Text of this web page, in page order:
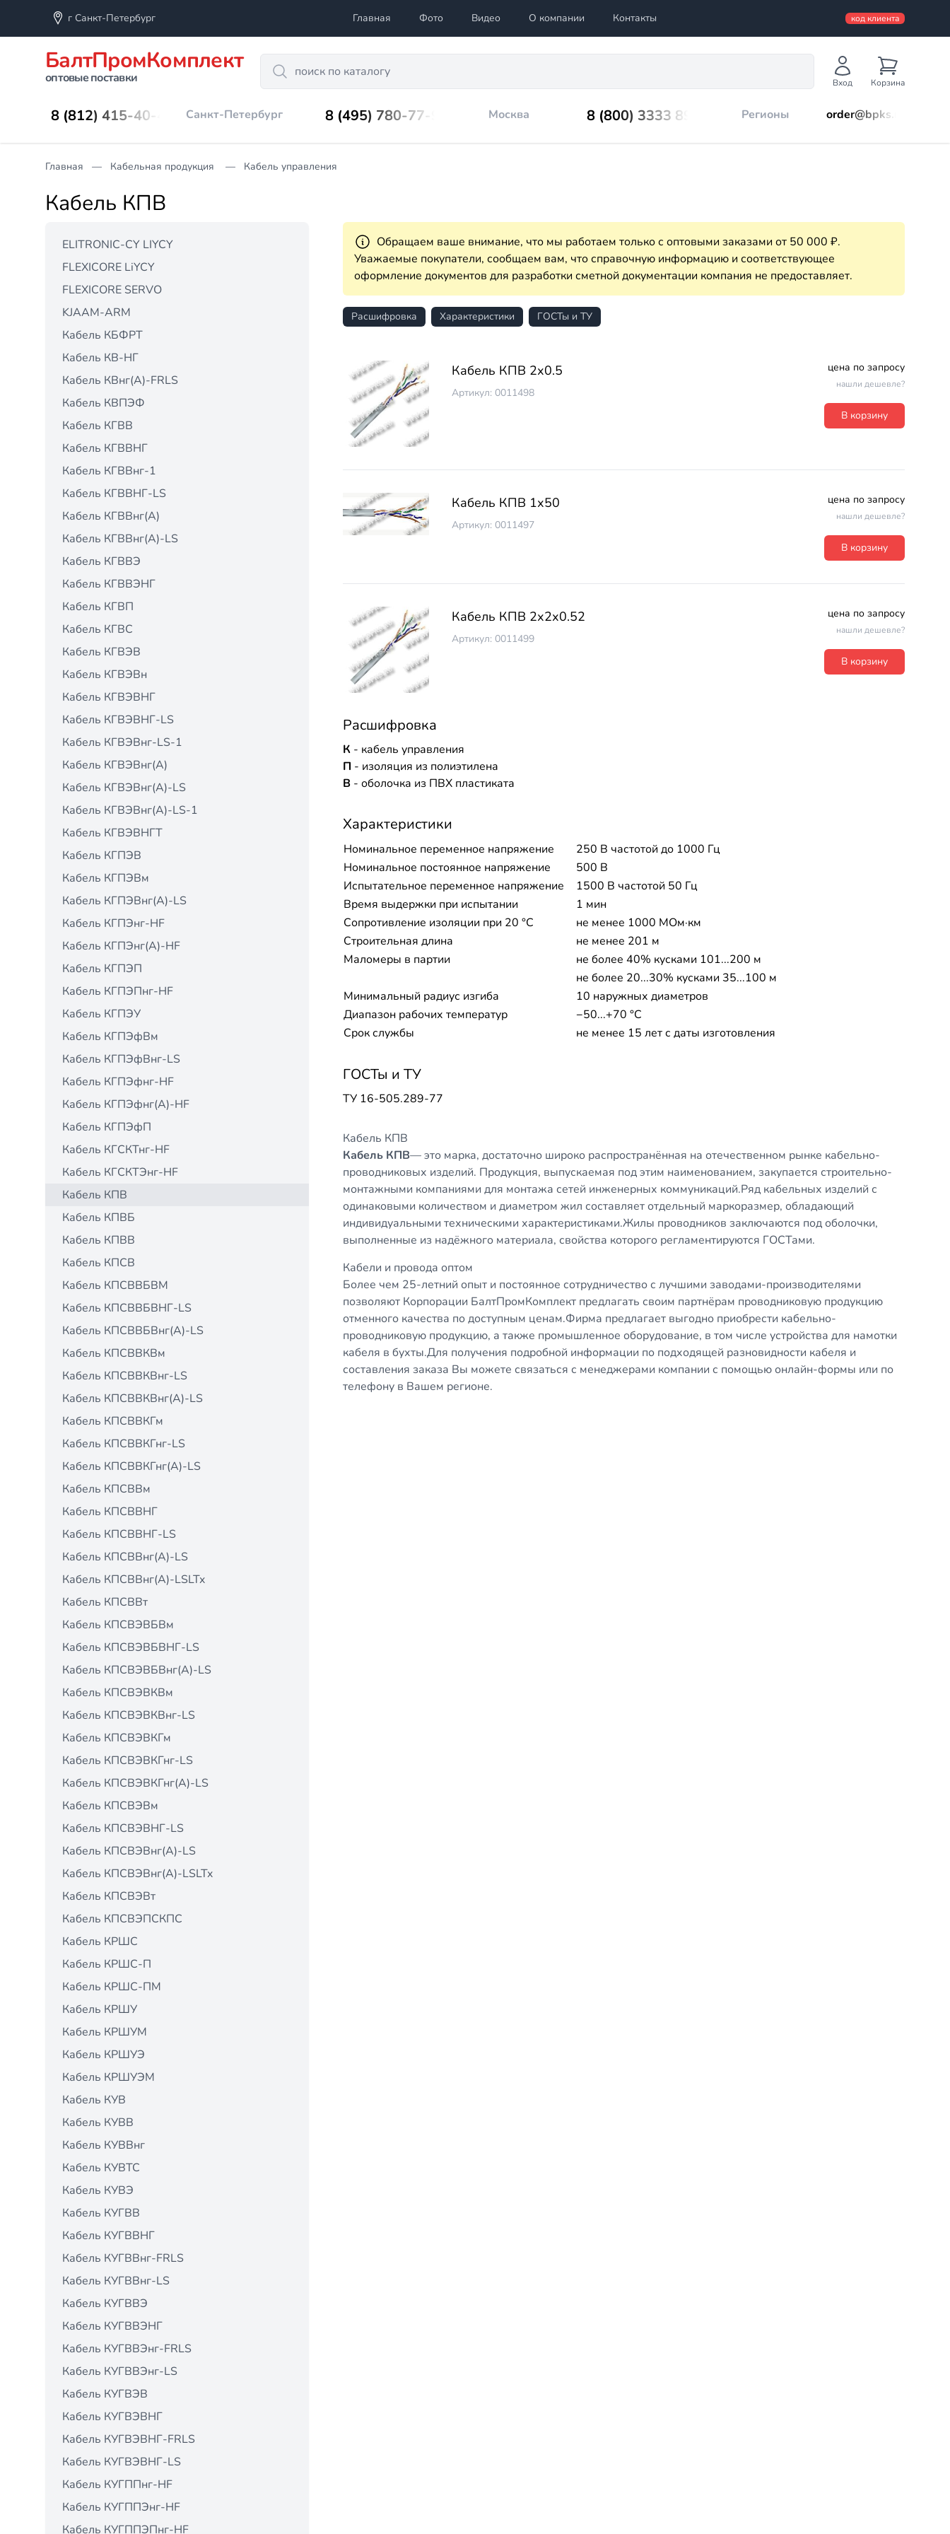
г Санкт-Петербург Главная Фото Видео О компании Контакты код клиента
БалтПромКомплект
оптовые поставки
Search
Вход Корзина
8 (812) 415-40-45 Санкт-Петербург 8 (495) 780-77-98 Москва 8 (800) 3333 899 Регионы order@bpks.ru
Главная Кабельная продукция Кабель управления
Кабель КПВ
ELITRONIC-CY LIYCY
FLEXICORE LiYCY
FLEXICORE SERVO
KJAAM-ARM
Кабель КБФРТ
Кабель КВ-НГ
Кабель КВнг(А)-FRLS
Кабель КВПЭФ
Кабель КГВВ
Кабель КГВВНГ
Кабель КГВВнг-1
Кабель КГВВНГ-LS
Кабель КГВВнг(А)
Кабель КГВВнг(А)-LS
Кабель КГВВЭ
Кабель КГВВЭНГ
Кабель КГВП
Кабель КГВС
Кабель КГВЭВ
Кабель КГВЭВн
Кабель КГВЭВНГ
Кабель КГВЭВНГ-LS
Кабель КГВЭВнг-LS-1
Кабель КГВЭВнг(А)
Кабель КГВЭВнг(А)-LS
Кабель КГВЭВнг(А)-LS-1
Кабель КГВЭВНГТ
Кабель КГПЭВ
Кабель КГПЭВм
Кабель КГПЭВнг(А)-LS
Кабель КГПЭнг-HF
Кабель КГПЭнг(А)-HF
Кабель КГПЭП
Кабель КГПЭПнг-HF
Кабель КГПЭУ
Кабель КГПЭфВм
Кабель КГПЭфВнг-LS
Кабель КГПЭфнг-HF
Кабель КГПЭфнг(А)-HF
Кабель КГПЭфП
Кабель КГСКТнг-HF
Кабель КГСКТЭнг-HF
Кабель КПВ
Кабель КПВБ
Кабель КПВВ
Кабель КПСВ
Кабель КПСВВБВМ
Кабель КПСВВБВНГ-LS
Кабель КПСВВБВнг(А)-LS
Кабель КПСВВКВм
Кабель КПСВВКВнг-LS
Кабель КПСВВКВнг(А)-LS
Кабель КПСВВКГм
Кабель КПСВВКГнг-LS
Кабель КПСВВКГнг(А)-LS
Кабель КПСВВм
Кабель КПСВВНГ
Кабель КПСВВНГ-LS
Кабель КПСВВнг(А)-LS
Кабель КПСВВнг(А)-LSLTx
Кабель КПСВВт
Кабель КПСВЭВБВм
Кабель КПСВЭВБВНГ-LS
Кабель КПСВЭВБВнг(А)-LS
Кабель КПСВЭВКВм
Кабель КПСВЭВКВнг-LS
Кабель КПСВЭВКГм
Кабель КПСВЭВКГнг-LS
Кабель КПСВЭВКГнг(А)-LS
Кабель КПСВЭВм
Кабель КПСВЭВНГ-LS
Кабель КПСВЭВнг(А)-LS
Кабель КПСВЭВнг(А)-LSLTx
Кабель КПСВЭВт
Кабель КПСВЭПСКПС
Кабель КРШС
Кабель КРШС-П
Кабель КРШС-ПМ
Кабель КРШУ
Кабель КРШУМ
Кабель КРШУЭ
Кабель КРШУЭМ
Кабель КУВ
Кабель КУВВ
Кабель КУВВнг
Кабель КУВТС
Кабель КУВЭ
Кабель КУГВВ
Кабель КУГВВНГ
Кабель КУГВВнг-FRLS
Кабель КУГВВнг-LS
Кабель КУГВВЭ
Кабель КУГВВЭНГ
Кабель КУГВВЭнг-FRLS
Кабель КУГВВЭнг-LS
Кабель КУГВЭВ
Кабель КУГВЭВНГ
Кабель КУГВЭВНГ-FRLS
Кабель КУГВЭВНГ-LS
Кабель КУГППнг-HF
Кабель КУГППЭнг-HF
Кабель КУГППЭПнг-HF
Обращаем ваше внимание, что мы работаем только с оптовыми заказами от 50 000 ₽.
Уважаемые покупатели, сообщаем вам, что справочную информацию и соответствующее
оформление документов для разработки сметной документации компания не предоставляет.
Расшифровка Характеристики ГОСТы и ТУ
Кабель КПВ 2х0.5
Артикул: 0011498
цена по запросу
нашли дешевле?
В корзину
Кабель КПВ 1х50
Артикул: 0011497
цена по запросу
нашли дешевле?
В корзину
Кабель КПВ 2х2х0.52
Артикул: 0011499
цена по запросу
нашли дешевле?
В корзину
Расшифровка
К - кабель управления
П - изоляция из полиэтилена
В - оболочка из ПВХ пластиката
Характеристики
Номинальное переменное напряжение
250 В частотой до 1000 Гц
Номинальное постоянное напряжение
500 В
Испытательное переменное напряжение
1500 В частотой 50 Гц
Время выдержки при испытании
1 мин
Сопротивление изоляции при 20 °С
не менее 1000 МОм·км
Строительная длина
не менее 201 м
Маломеры в партии
не более 40% кусками 101...200 м
не более 20...30% кусками 35...100 м
Минимальный радиус изгиба
10 наружных диаметров
Диапазон рабочих температур
−50...+70 °C
Срок службы
не менее 15 лет с даты изготовления
ГОСТы и ТУ
ТУ 16-505.289-77
Кабель КПВ
Кабель КПВ— это марка, достаточно широко распространённая на отечественном рынке кабельно-
проводниковых изделий. Продукция, выпускаемая под этим наименованием, закупается строительно-
монтажными компаниями для монтажа сетей инженерных коммуникаций.Ряд кабельных изделий с
одинаковыми количеством и диаметром жил составляет отдельный маркоразмер, обладающий
индивидуальными техническими характеристиками.Жилы проводников заключаются под оболочки,
выполненные из надёжного материала, свойства которого регламентируются ГОСТами.
Кабели и провода оптом
Более чем 25-летний опыт и постоянное сотрудничество с лучшими заводами-производителями
позволяют Корпорации БалтПромКомплект предлагать своим партнёрам проводниковую продукцию
отменного качества по доступным ценам.Фирма предлагает выгодно приобрести кабельно-
проводниковую продукцию, а также промышленное оборудование, в том числе устройства для намотки
кабеля в бухты.Для получения подробной информации по подходящей разновидности кабеля и
составления заказа Вы можете связаться с менеджерами компании с помощью онлайн-формы или по
телефону в Вашем регионе.